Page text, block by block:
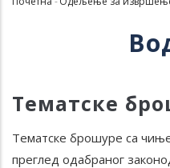
Тематске
Тематске брошуре са
преглед одабраног